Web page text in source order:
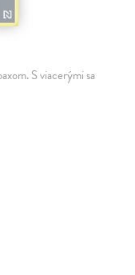
S viacerými sa